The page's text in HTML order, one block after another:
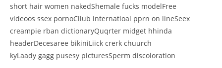
short hair women nakedShemale fucks modelFree
videoos ssex pornoCllub internatioal pprn on lineSeex
creampie rban dictionaryQuqrter midget hhinda
headerDecesaree bikiniLiick crerk chuurch
kyLaady gagg pusesy picturesSperm discoloration